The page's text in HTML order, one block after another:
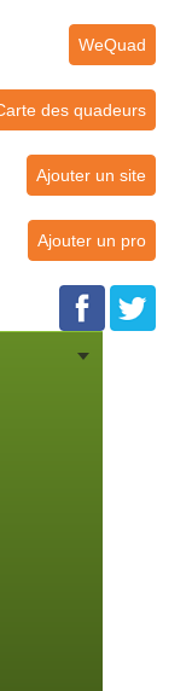
WeQuad
des quadeurs
Ajouter un site
Ajouter un pro